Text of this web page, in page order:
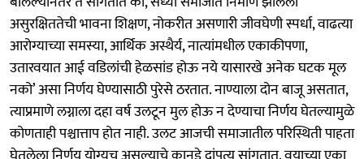
असुरक्षिततेची भावना शिक्षण, नोकरीत असणारी जीवघेणी स्पर्धा, वाढत्या
आरोग्याच्या समस्या, आर्थिक अस्थैर्य, नात्यांमधील एकाकीपणा,
उतारवयात आई वडिलांची हेळसांड होऊ नये यासारखे अनेक घटक मूल
नको’ असा निर्णय घेण्यासाठी पुरेसे ठरतात. नाण्याला दोन बाजू असतात,
त्याप्रमाणे लग्नाला दहा वर्ष उलटून मुल होऊ न देण्याचा निर्णय घेतल्यामुळे
कोणताही पश्चात्ताप होत नाही. उलट आजची समाजातील परिस्थिती पाहता